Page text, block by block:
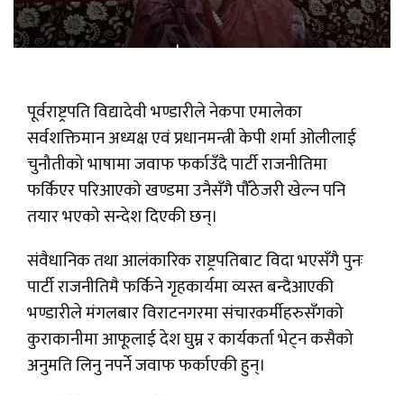
पूर्वराष्ट्रपति विद्यादेवी भण्डारीले नेकपा एमालेका
सर्वशक्तिमान अध्यक्ष एवं प्रधानमन्त्री केपी शर्मा ओलीलाई
चुनौतीको भाषामा जवाफ फर्काउँदै पार्टी राजनीतिमा
फर्किएर परिआएको खण्डमा उनैसँगै पौँठेजरी खेल्न पनि
तयार भएको सन्देश दिएकी छन्।
संवैधानिक तथा आलंकारिक राष्ट्रपतिबाट विदा भएसँगै पुनः
पार्टी राजनीतिमै फर्किने गृहकार्यमा व्यस्त बन्दैआएकी
भण्डारीले मंगलबार विराटनगरमा संचारकर्मीहरुसँगको
कुराकानीमा आफूलाई देश घुम्न र कार्यकर्ता भेट्न कसैको
अनुमति लिनु नपर्ने जवाफ फर्काएकी हुन्।